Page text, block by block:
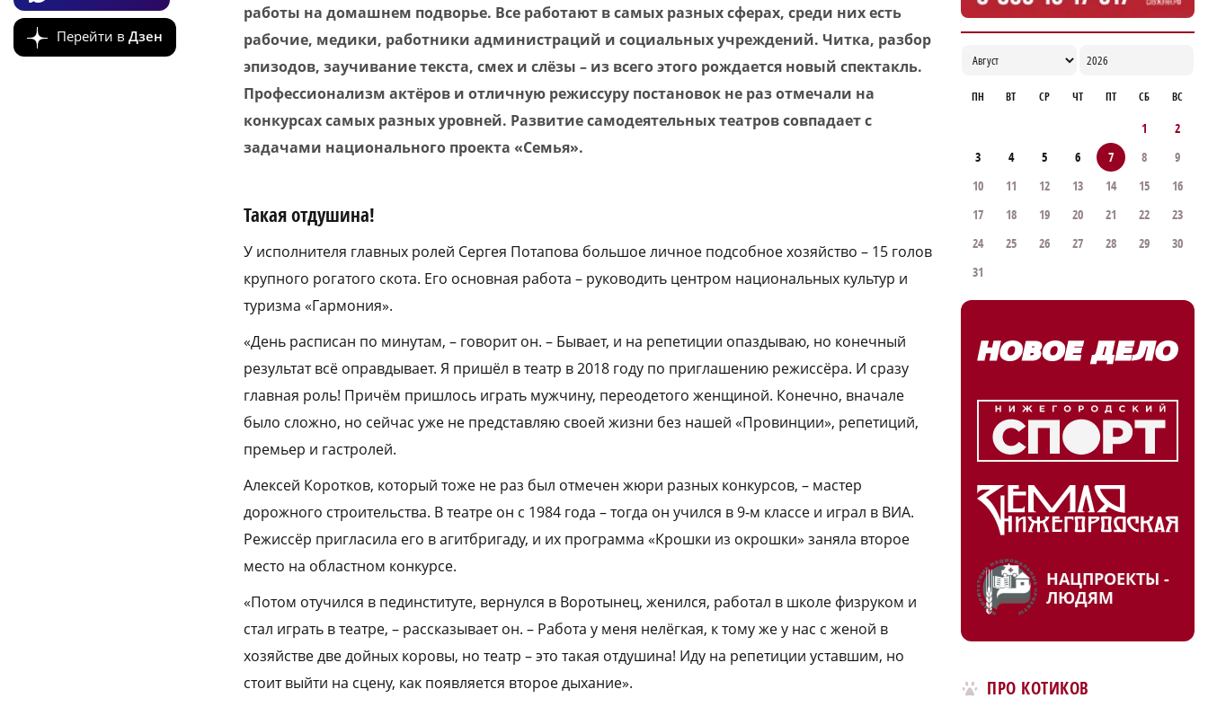
Перейти в Дзен
работы на домашнем подворье. Все работают в самых разных сферах, среди них есть
рабочие, медики, работники администраций и социальных учреждений. Читка, разбор
эпизодов, заучивание текста, смех и слёзы – из всего этого рождается новый спектакль.
Профессионализм актёров и отличную режиссуру постановок не раз отмечали на
конкурсах самых разных уровней. Развитие самодеятельных театров совпадает с
задачами национального проекта «Семья».
Такая отдушина!
У исполнителя главных ролей Сергея Потапова большое личное подсобное хозяйство – 15 голов
крупного рогатого скота. Его основная работа – руководить центром национальных культур и
туризма «Гармония».
«День расписан по минутам, – говорит он. – Бывает, и на репетиции опаздываю, но конечный
результат всё оправдывает. Я пришёл в театр в 2018 году по приглашению режиссёра. И сразу
главная роль! Причём пришлось играть мужчину, переодетого женщиной. Конечно, вначале
было сложно, но сейчас уже не представляю своей жизни без нашей «Провинции», репетиций,
премьер и гастролей.
Алексей Коротков, который тоже не раз был отмечен жюри разных конкурсов, – мастер
дорожного строительства. В театре он с 1984 года – тогда он учился в 9‑м классе и играл в ВИА.
Режиссёр пригласила его в агитбригаду, и их программа «Крошки из окрошки» заняла второе
место на областном конкурсе.
«Потом отучился в пединституте, вернулся в Воротынец, женился, работал в школе физруком и
стал играть в театре, – рассказывает он. – Работа у меня нелёгкая, к тому же у нас с женой в
хозяйстве две дойных коровы, но театр – это такая отдушина! Иду на репетиции уставшим, но
стоит выйти на сцену, как появляется второе дыхание».
ПН ВТ СР ЧТ ПТ СБ ВС
1
2
3
4 5 6 7 8
9
10
11 12 13 14 15
16
17
18 19 20 21 22
23
24
25 26 27 28 29
30
31
НАЦПРОЕКТЫ -
ЛЮДЯМ
ПРО КОТИКОВ